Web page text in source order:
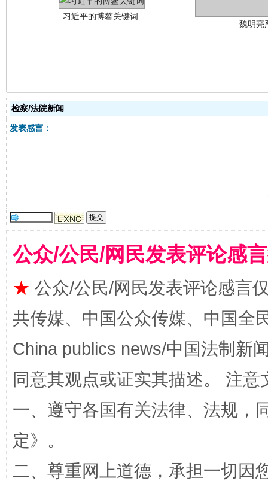
生
揭批美国五大"原罪" "炒
检察/法院新闻
发表感言：
公众/公民/网民发表评论感
★ 公众/公民/网民发表评论感言
共传媒、中国公众传媒、中国全
China publics news/中国法制新
同意其观点或证实其描述。 注
一、遵守各国有关法律、法规，
定》。
二、尊重网上道德，承担一切因